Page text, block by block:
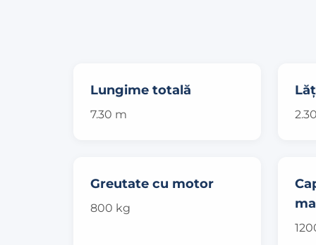
Lungime totală
7.30 m
Greutate cu motor
800 kg